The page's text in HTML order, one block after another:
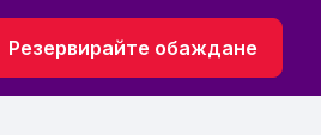
Резервирайте обаждане